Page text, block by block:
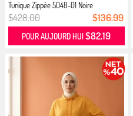
Tunique Zippée 5048-01 Noire
$428.00 $136.99
POUR AUJOURD HUI$82.19